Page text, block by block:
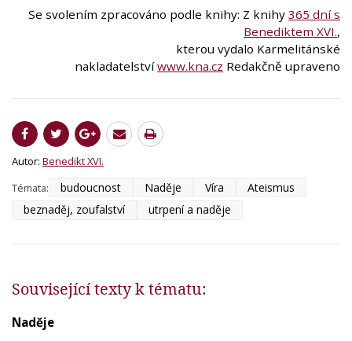
Se svolením zpracováno podle knihy: Z knihy 365 dní s
Benediktem XVI.,
kterou vydalo Karmelitánské
nakladatelstvíwww.kna.cz Redakčně upraveno
Autor: Benedikt XVI.
Témata:
budoucnost Naděje Víra
Ateismus
beznaděj, zoufalství
utrpení a naděje
Související texty k tématu:
Naděje